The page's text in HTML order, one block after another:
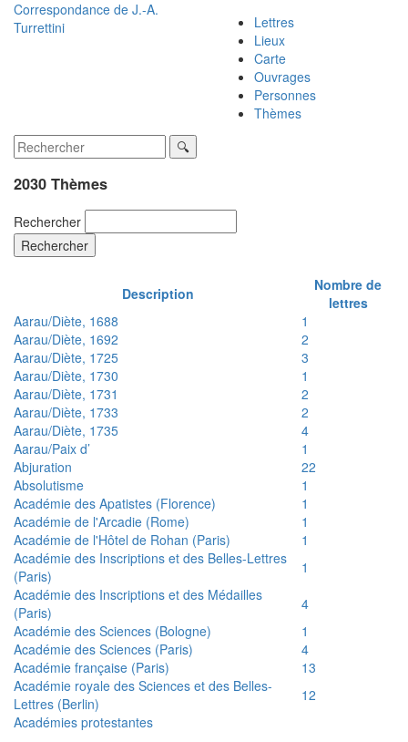
Correspondance de J.-A.
Turrettini
Lettres
Lieux
Carte
Ouvrages
Personnes
Thèmes
2030 Thèmes
Rechercher
Rechercher
Description
Nombre de
lettres
Aarau/Diète, 1688
1
Aarau/Diète, 1692
2
Aarau/Diète, 1725
3
Aarau/Diète, 1730
1
Aarau/Diète, 1731
2
Aarau/Diète, 1733
2
Aarau/Diète, 1735
4
Aarau/Paix d’
1
Abjuration
22
Absolutisme
1
Académie des Apatistes (Florence)
1
Académie de l'Arcadie (Rome)
1
Académie de l'Hôtel de Rohan (Paris)
1
Académie des Inscriptions et des Belles-Lettres
(Paris)
1
Académie des Inscriptions et des Médailles
(Paris)
4
Académie des Sciences (Bologne)
1
Académie des Sciences (Paris)
4
Académie française (Paris)
13
Académie royale des Sciences et des Belles-
Lettres (Berlin)
12
Académies protestantes